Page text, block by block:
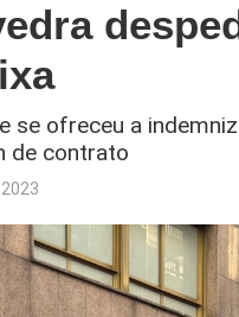
ofreceu a
de contrato